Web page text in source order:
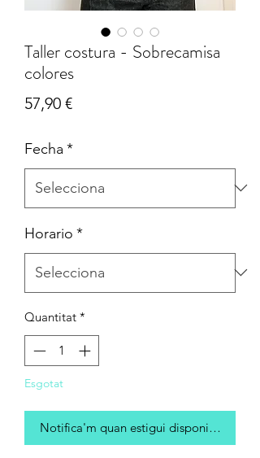
Taller costura - Sobrecamisa
colores
57,90 €Price
Fecha *
Horario *
Quantitat *
Esgotat
Notifica'm quan estigui disponible